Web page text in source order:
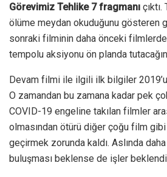
Görevimiz Tehlike 7 fragmanı
ölüme meydan okuduğunu gösteren
sonraki filminin daha önceki
tempolu aksiyonu ön planda
Devam filmi ile ilgili ilk bilgiler
O zamandan bu zamana kadar pek
COVID-19 engeline takılan filmler
olmasından ötürü diğer çoğu film gibi
geçirmek zorunda kaldı. Aslında
buluşması beklense de işler